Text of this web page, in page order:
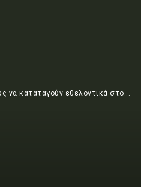
να καταταγούν εθελοντικά στο...